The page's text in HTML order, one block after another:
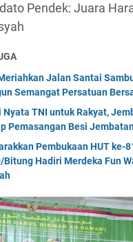
Pendek: Juara
Jalan Santai
Semangat Persatuan
Nyata TNI untuk Rakyat,
Pemasangan Besi
Pembukaan HUT ke-
Bitung Hadiri Merdeka Fun